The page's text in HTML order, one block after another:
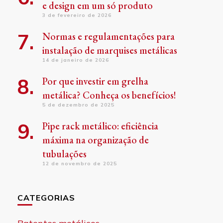
e design em um só produto
3 de fevereiro de 2026
Normas e regulamentações para
instalação de marquises metálicas
14 de janeiro de 2026
Por que investir em grelha
metálica? Conheça os benefícios!
5 de dezembro de 2025
Pipe rack metálico: eficiência
máxima na organização de
tubulações
12 de novembro de 2025
CATEGORIAS